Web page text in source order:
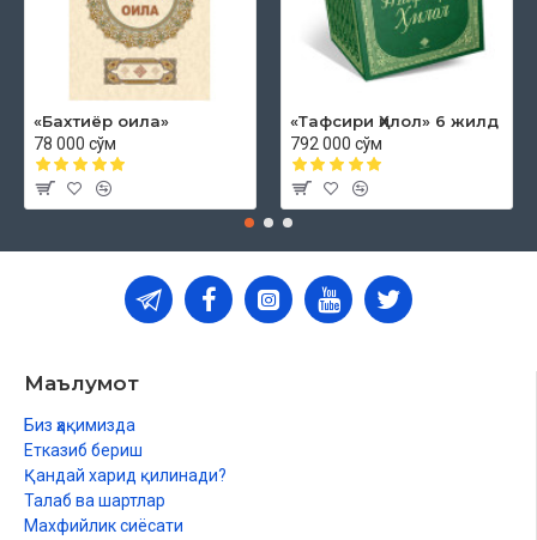
«Бахтиёр оила»
78 000 сўм
«Тафсири Ҳилол» 6 жилд
792 000 сўм
Маълумот
Биз ҳақимизда
Етказиб бериш
Қандай харид қилинади?
Талаб ва шартлар
Махфийлик сиёсати